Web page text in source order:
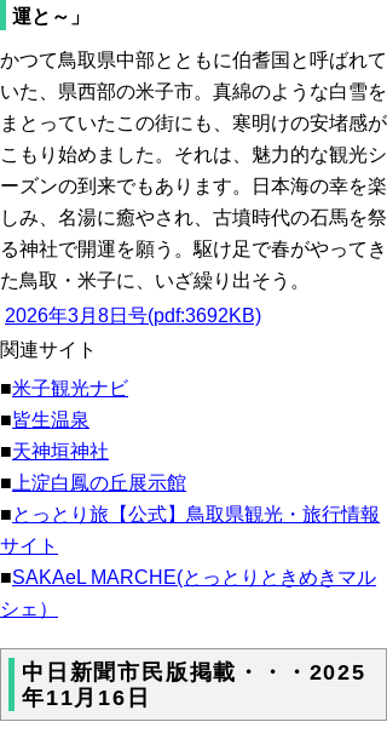
運と～」
かつて鳥取県中部とともに伯耆国と呼ばれて
いた、県西部の米子市。真綿のような白雪を
まとっていたこの街にも、寒明けの安堵感が
こもり始めました。それは、魅力的な観光シ
ーズンの到来でもあります。日本海の幸を楽
しみ、名湯に癒やされ、古墳時代の石馬を祭
る神社で開運を願う。駆け足で春がやってき
た鳥取・米子に、いざ繰り出そう。
2026年3月8日号(pdf:3692KB)
関連サイト
■米子観光ナビ
■皆生温泉
■天神垣神社
■ 上淀白鳳の丘展示館
■とっとり旅【公式】鳥取県観光・旅行情報
サイト
■SAKAeL MARCHE(とっとりときめきマル
シェ）
中日新聞市民版掲載・・・2025
年11月16日